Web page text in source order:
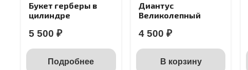
Букет герберы в
цилиндре
5 500 ₽
Подробнее
Диантус
Великолепный
4 500 ₽
В корзину